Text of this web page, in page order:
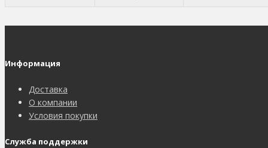
Информация
Доставка
О компании
Условия покупки
Служба поддержки